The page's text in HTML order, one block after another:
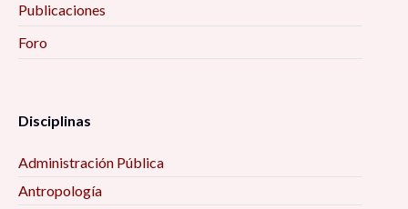
Publicaciones
Foro
Disciplinas
Administración Pública
Antropología